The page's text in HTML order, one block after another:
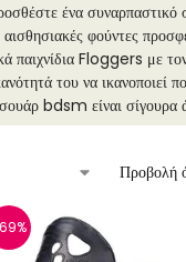
ένα συναρπαστικό
φούντες
παιχνίδια Floggers με
του να ικανοποιεί
bdsm είναι
Προβολή